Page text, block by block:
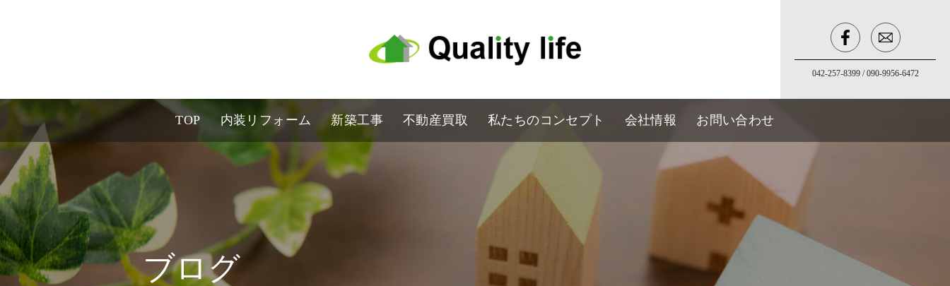
ブログ
TOP 内装リフォーム 新築工事 不動産買取 私たちのコンセプト 会社情報 お問い合わせ
042-257-8399/090-9956-6472